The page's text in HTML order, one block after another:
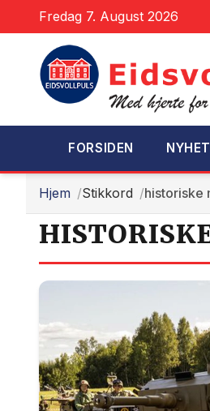
Fredag 7. August 2026
FORSIDEN
Hjem Stikkord historiske